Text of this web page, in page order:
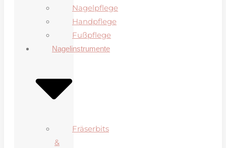
Nagelpflege
Handpflege
Fußpflege
Nagelinstrumente
Fräserbits
&